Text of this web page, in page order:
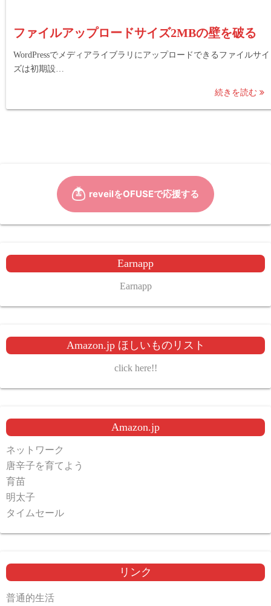
ファイルアップロードサイズ2MBの壁を破る
WordPressでメディアライブラリにアップロードできるファイルサイ
ズは初期設…
続きを読む
Earnapp
Earnapp
Amazon.jp ほしいものリスト
click here!!
Amazon.jp
ネットワーク
唐辛子を育てよう
育苗
明太子
タイムセール
リンク
普通的生活